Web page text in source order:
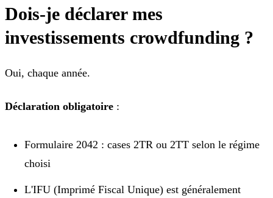
Dois-je déclarer mes
investissements crowdfunding ?
Oui, chaque année.
Déclaration obligatoire :
Formulaire 2042 : cases 2TR ou 2TT selon le régime
choisi
L'IFU (Imprimé Fiscal Unique) est généralement